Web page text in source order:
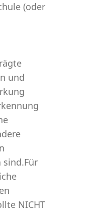
(oder
und
sind.Für
NICHT